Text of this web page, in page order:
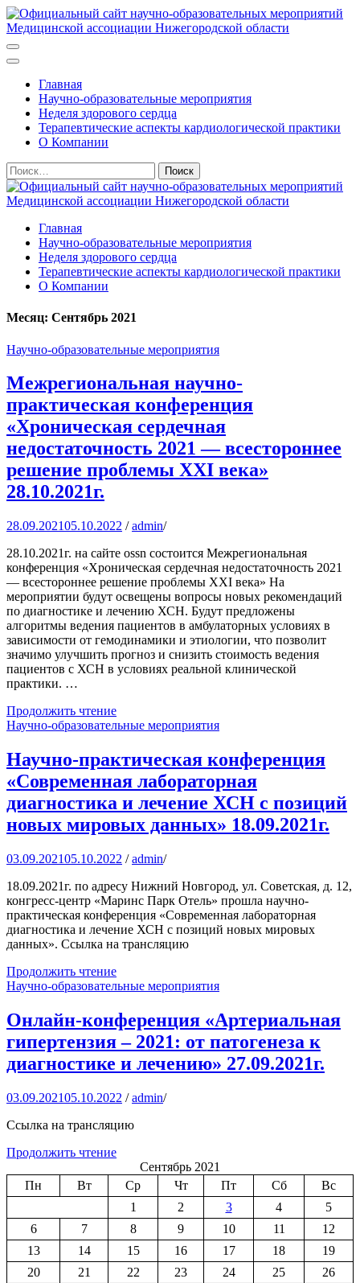
Перейти
к
содержимому
(нажмите
Главная
Научно-образовательные мероприятия
Неделя здорового сердца
Терапевтические аспекты кардиологической практики
О Компании
Найти:
Официальный сайт научно-образовательных мероприятий
Медицинской ассоциации Нижегородской области
Главная
Научно-образовательные мероприятия
Неделя здорового сердца
Терапевтические аспекты кардиологической практики
О Компании
Месяц: Сентябрь 2021
Научно-образовательные мероприятия
Межрегиональная научно-
практическая конференция
«Хроническая сердечная
недостаточность 2021 — всестороннее
решение проблемы XXI века»
28.10.2021г.
28.09.202105.10.2022 /admin/
28.10.2021г. на сайте ossn состоится Межрегиональная
конференция «Хроническая сердечная недостаточность 2021
— всестороннее решение проблемы XXI века» На
мероприятии будут освещены вопросы новых рекомендаций
по диагностике и лечению ХСН. Будут предложены
алгоритмы ведения пациентов в амбулаторных условиях в
зависимости от гемодинамики и этиологии, что позволит
значимо улучшить прогноз и снизить стоимость ведения
пациентов с ХСН в условиях реальной клинической
практики. …
Продолжить чтение
Научно-образовательные мероприятия
Научно-практическая конференция
«Современная лабораторная
диагностика и лечение ХСН с позиций
новых мировых данных» 18.09.2021г.
03.09.202105.10.2022 /admin/
18.09.2021г. по адресу Нижний Новгород, ул. Советская, д. 12,
конгресс-центр «Маринс Парк Отель» прошла научно-
практическая конференция «Современная лабораторная
диагностика и лечение ХСН с позиций новых мировых
данных». Ссылка на трансляцию
Продолжить чтение
Научно-образовательные мероприятия
Онлайн-конференция «Артериальная
гипертензия – 2021: от патогенеза к
диагностике и лечению» 27.09.2021г.
03.09.202105.10.2022 /admin/
Ссылка на трансляцию
Продолжить чтение
Сентябрь 2021
Пн
Вт Ср Чт Пт Сб
Вс
1
2 3 4
5
6
7 8 9 10 11
12
13
14 15 16 17 18
19
20
21 22 23 24 25
26